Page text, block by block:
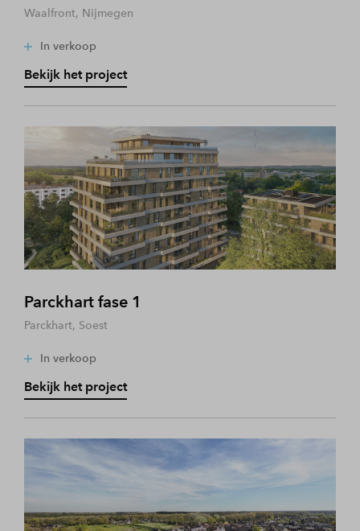
Waalfront, Nijmegen
In verkoop
Bekijk het project
Parckhart fase 1
Parckhart, Soest
In verkoop
Bekijk het project